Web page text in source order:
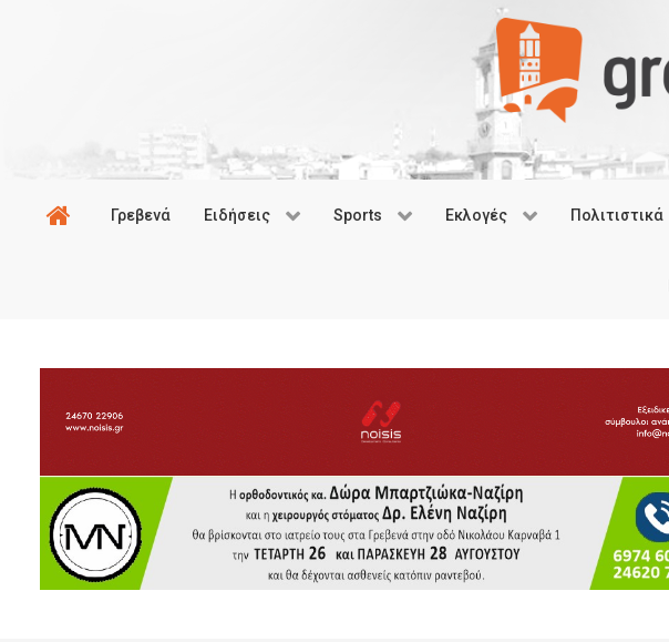
Γρεβενά Ειδήσεις Sports Εκλογές Πολιτιστικά